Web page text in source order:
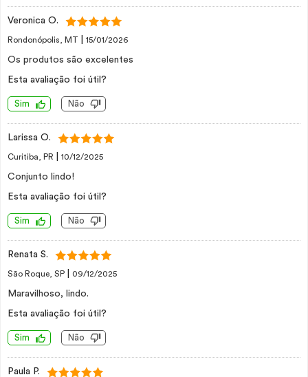
Veronica O.
Rondonópolis, MT 15/01/2026
Os produtos são excelentes
Esta avaliação foi útil?
Sim Não
Larissa O.
Curitiba, PR 10/12/2025
Conjunto lindo!
Esta avaliação foi útil?
Sim Não
Renata S.
São Roque, SP 09/12/2025
Maravilhoso, lindo.
Esta avaliação foi útil?
Sim Não
Paula P.